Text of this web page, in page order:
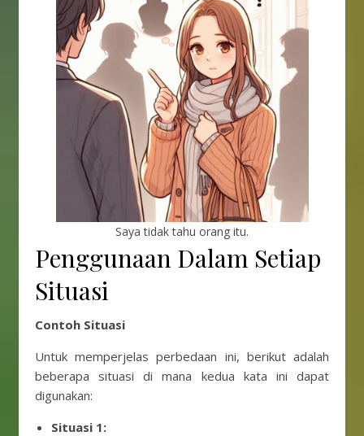
Saya tidak tahu orang itu.
Penggunaan Dalam Setiap
Situasi
Contoh Situasi
Untuk memperjelas perbedaan ini, berikut adalah
beberapa situasi di mana kedua kata ini dapat
digunakan:
Situasi 1: